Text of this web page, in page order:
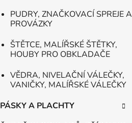
PUDRY, ZNAČKOVACÍ SPREJE A
PROVÁZKY
ŠTĚTCE, MALÍŘSKÉ ŠTĚTKY,
HOUBY PRO OBKLADAČE
VĚDRA, NIVELAČNÍ VÁLEČKY,
VANIČKY, MALÍŘSKÉ VÁLEČKY
PÁSKY A PLACHTY